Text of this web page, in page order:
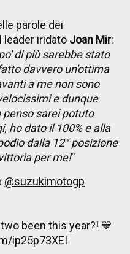
parole dei
leader iridato Joan Mir:
di più sarebbe stato
davvero un'ottima
a me non sono
e dunque
penso sarei potuto
ho dato il 100% e alla
dalla 12° posizione
per me!''
@suzukimotogp
been this year?! 💙
ip25p73XEI